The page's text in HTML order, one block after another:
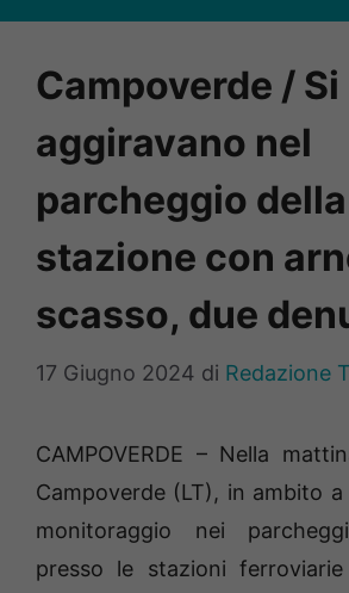
Campoverde / Si
aggiravano nel
parcheggio della
stazione con
scasso, due
17 Giugno 2024 di Redazione
CAMPOVERDE – Nella
Campoverde (LT), in ambito
monitoraggio nei
presso le stazioni